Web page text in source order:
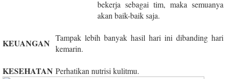
bekerja sebagai tim, maka semuanya
akan baik-baik saja.
KEUANGAN Tampak lebih banyak hasil hari ini dibanding hari
kemarin.
KESEHATAN Perhatikan nutrisi kulitmu.